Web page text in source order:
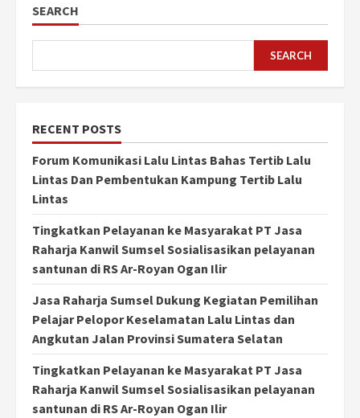
SEARCH
SEARCH
RECENT POSTS
Forum Komunikasi Lalu Lintas Bahas Tertib Lalu
Lintas Dan Pembentukan Kampung Tertib Lalu
Lintas
Tingkatkan Pelayanan ke Masyarakat PT Jasa
Raharja Kanwil Sumsel Sosialisasikan pelayanan
santunan di RS Ar-Royan Ogan Ilir
Jasa Raharja Sumsel Dukung Kegiatan Pemilihan
Pelajar Pelopor Keselamatan Lalu Lintas dan
Angkutan Jalan Provinsi Sumatera Selatan
Tingkatkan Pelayanan ke Masyarakat PT Jasa
Raharja Kanwil Sumsel Sosialisasikan pelayanan
santunan di RS Ar-Royan Ogan Ilir